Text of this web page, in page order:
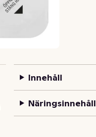
Innehåll
Näringsinnehåll